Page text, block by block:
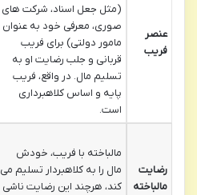
عنصر
فریب
(مثل جعل اسناد، شرکت های
صوری، معرفی خود به عنوان
مامور دولتی) برای فریب
قربانی و جلب رضایت او به
تسلیم مال. در واقع، فریب
پایه و اساس کلاهبرداری
است.
رضایت
مالباخته
مالباخته با فریب، خودش
مال را به کلاهبردار تسلیم می
کند، هرچند این رضایت ناشی